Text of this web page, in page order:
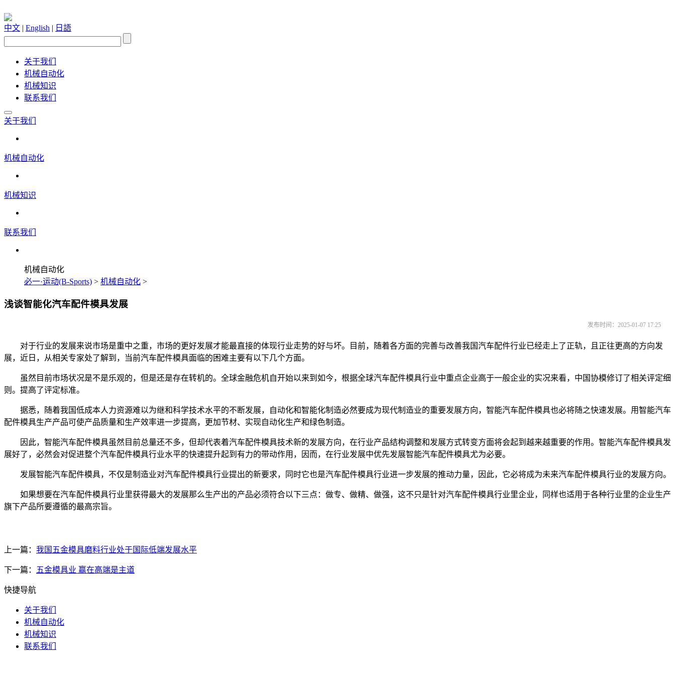
中文 | English | 日語
关于我们
机械自动化
机械知识
联系我们
关于我们
机械自动化
机械知识
联系我们
机械自动化
必一·运动(B-Sports) > 机械自动化 >
浅谈智能化汽车配件模具发展
发布时间：2025-01-07 17:25
对于行业的发展来说市场是重中之重，市场的更好发展才能最直接的体现行业走势的好与坏。目前，随着各方面的完善与改善我国汽车配件行业已经走上了正轨，且正往更高的方向发
展，近日，从相关专家处了解到，当前汽车配件模具面临的困难主要有以下几个方面。
虽然目前市场状况是不是乐观的，但是还是存在转机的。全球金融危机自开始以来到如今，根据全球汽车配件模具行业中重点企业高于一般企业的实况来看，中国协模修订了相关评定细
则。提高了评定标准。
据悉，随着我国低成本人力资源难以为继和科学技术水平的不断发展，自动化和智能化制造必然要成为现代制造业的重要发展方向，智能汽车配件模具也必将随之快速发展。用智能汽车
配件模具生产产品可使产品质量和生产效率进一步提高，更加节材、实现自动化生产和绿色制造。
因此，智能汽车配件模具虽然目前总量还不多，但却代表着汽车配件模具技术新的发展方向，在行业产品结构调整和发展方式转变方面将会起到越来越重要的作用。智能汽车配件模具发
展好了，必然会对促进整个汽车配件模具行业水平的快速提升起到有力的带动作用，因而，在行业发展中优先发展智能汽车配件模具尤为必要。
发展智能汽车配件模具，不仅是制造业对汽车配件模具行业提出的新要求，同时它也是汽车配件模具行业进一步发展的推动力量，因此，它必将成为未来汽车配件模具行业的发展方向。
如果想要在汽车配件模具行业里获得最大的发展那么生产出的产品必须符合以下三点：做专、做精、做强，这不只是针对汽车配件模具行业里企业，同样也适用于各种行业里的企业生产
旗下产品所要遵循的最高宗旨。
上一篇： 我国五金模具磨料行业处于国际低端发展水平
下一篇： 五金模具业 赢在高端是主道
快捷导航
关于我们
机械自动化
机械知识
联系我们